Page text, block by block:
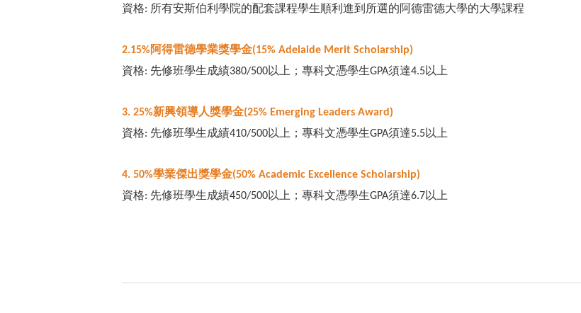
資格: 所有安斯伯利學院的配套課程學生順利進到所選的阿德雷德大學的大學課程
2.15%阿得雷德學業獎學金(15% Adelaide Merit Scholarship)
資格: 先修班學生成績380/500以上；專科文憑學生GPA須達4.5以上
3. 25%新興領導人獎學金(25% Emerging Leaders Award)
資格: 先修班學生成績410/500以上；專科文憑學生GPA須達5.5以上
4. 50%學業傑出獎學金(50% Academic Excellence Scholarship)
資格: 先修班學生成績450/500以上；專科文憑學生GPA須達6.7以上